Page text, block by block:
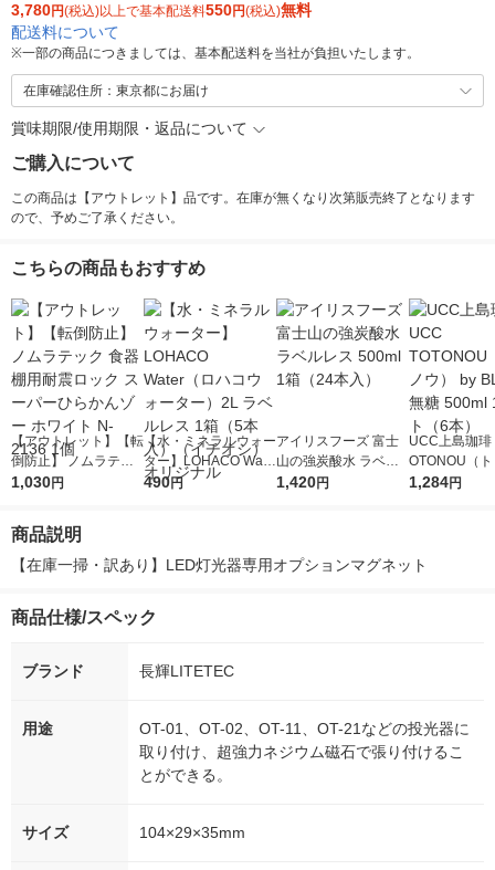
3,780円(税込)以上で基本配送料550円(税込)無料
配送料について
※一部の商品につきましては、基本配送料を当社が負担いたします。
在庫確認住所：東京都にお届け
賞味期限/使用期限・返品について
ご購入について
この商品は【アウトレット】品です。在庫が無くなり次第販売終了となります
ので、予めご了承ください。
こちらの商品もおすすめ
【アウトレット】【転
倒防止】 ノムラテッ
ク 食器棚用耐震ロッ
1個
1,030円
【水・ミネラルウォー
ター】LOHACO Wate
r（ロハコウォータ
490円
アイリスフーズ 富士
山の強炭酸水 ラベル
レス 500ml 1箱（24
1,420円
UCC上島珈琲
OTONOU（
ウ） by
1,284円
商品説明
【在庫一掃・訳あり】LED灯光器専用オプションマグネット
商品仕様/スペック
ブランド 長輝LITETEC
用途
OT-01、OT-02、OT-11、OT-21などの投光器に
取り付け、超強力ネジウム磁石で張り付けるこ
とができる。
サイズ 104×29×35mm